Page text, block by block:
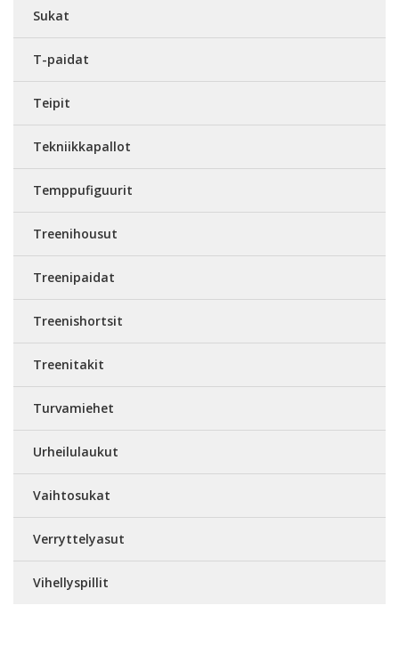
Sukat
T-paidat
Teipit
Tekniikkapallot
Temppufiguurit
Treenihousut
Treenipaidat
Treenishortsit
Treenitakit
Turvamiehet
Urheilulaukut
Vaihtosukat
Verryttelyasut
Vihellyspillit